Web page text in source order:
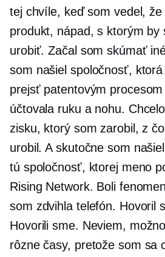
tej chvíle, keď som vedel,
produkt, nápad, s ktorým by
urobiť. Začal som skúmať
som našiel spoločnosť,
prejsť patentovým
účtovala ruku a nohu.
zisku, ktorý som zarobil, z
urobil. A skutočne som
tú spoločnosť, ktorej meno
Rising Network. Boli
som zdvihla telefón. Hovoril
Hovorili sme. Neviem,
rôzne časy, pretože som sa